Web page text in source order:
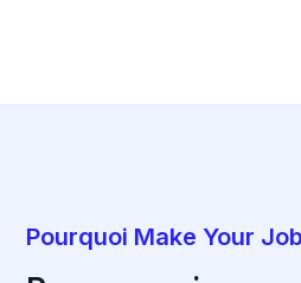
Pourquoi Make Your